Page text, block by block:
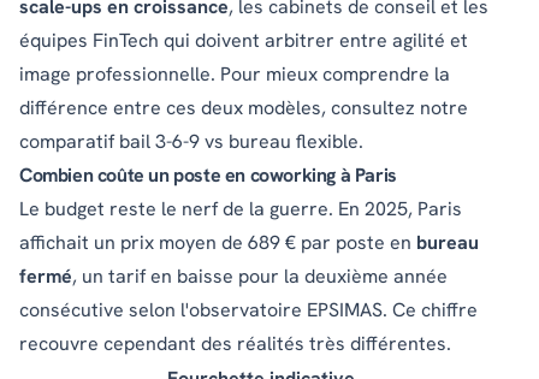
scale-ups en croissance, les cabinets de conseil et les
équipes FinTech qui doivent arbitrer entre agilité et
image professionnelle. Pour mieux comprendre la
différence entre ces deux modèles, consultez notre
comparatifbail 3-6-9 vs bureau flexible.
Combien coûte un poste en coworking à Paris
Le budget reste le nerf de la guerre. En 2025, Paris
affichait un prix moyen de 689 € par poste en bureau
fermé, un tarif en baisse pour la deuxième année
consécutive selon l'observatoire EPSIMAS. Ce chiffre
recouvre cependant des réalités très différentes.